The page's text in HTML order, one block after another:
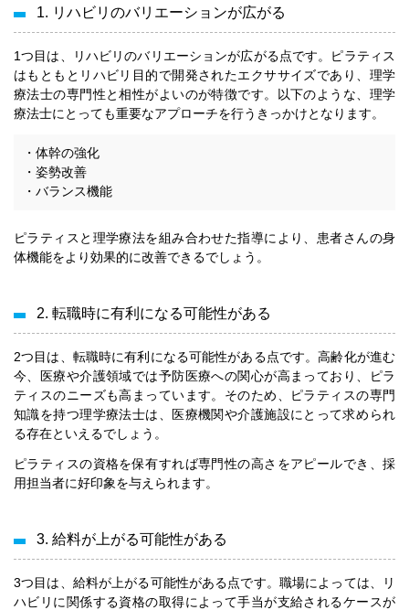
1. リハビリのバリエーションが広がる
1つ目は、リハビリのバリエーションが広がる点です。ピラティス
はもともとリハビリ目的で開発されたエクササイズであり、理学
療法士の専門性と相性がよいのが特徴です。以下のような、理学
療法士にとっても重要なアプローチを行うきっかけとなります。
・体幹の強化
・姿勢改善
・バランス機能
ピラティスと理学療法を組み合わせた指導により、患者さんの身
体機能をより効果的に改善できるでしょう。
2. 転職時に有利になる可能性がある
2つ目は、転職時に有利になる可能性がある点です。高齢化が進む
今、医療や介護領域では予防医療への関心が高まっており、ピラ
ティスのニーズも高まっています。そのため、ピラティスの専門
知識を持つ理学療法士は、医療機関や介護施設にとって求められ
る存在といえるでしょう。
ピラティスの資格を保有すれば専門性の高さをアピールでき、採
用担当者に好印象を与えられます。
3. 給料が上がる可能性がある
3つ目は、給料が上がる可能性がある点です。職場によっては、リ
ハビリに関係する資格の取得によって手当が支給されるケースが